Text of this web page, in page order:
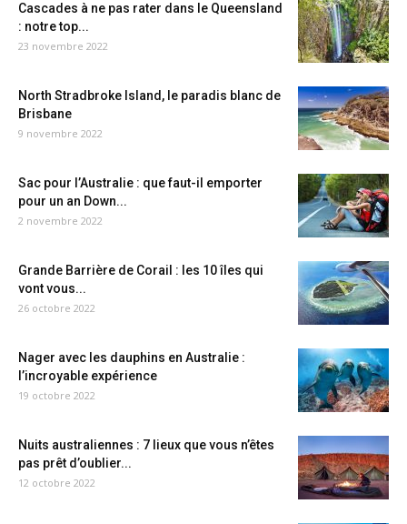
Cascades à ne pas rater dans le Queensland
: notre top...
23 novembre 2022
North Stradbroke Island, le paradis blanc de
Brisbane
9 novembre 2022
Sac pour l’Australie : que faut-il emporter
pour un an Down...
2 novembre 2022
Grande Barrière de Corail : les 10 îles qui
vont vous...
26 octobre 2022
Nager avec les dauphins en Australie :
l’incroyable expérience
19 octobre 2022
Nuits australiennes : 7 lieux que vous n’êtes
pas prêt d’oublier...
12 octobre 2022